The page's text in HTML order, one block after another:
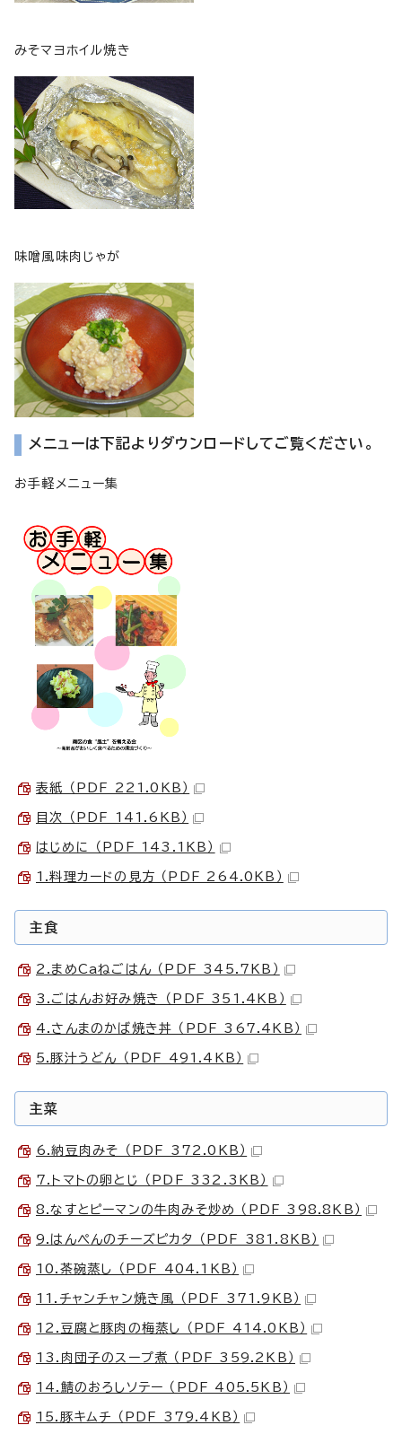
みそマヨホイル焼き
味噌風味肉じゃが
メニューは下記よりダウンロードしてご覧ください。
お手軽メニュー集
表紙 （PDF 221.0KB）
目次 （PDF 141.6KB）
はじめに （PDF 143.1KB）
1.料理カードの見方 （PDF 264.0KB）
主食
2.まめCaねごはん （PDF 345.7KB）
3.ごはんお好み焼き （PDF 351.4KB）
4.さんまのかば焼き丼 （PDF 367.4KB）
5.豚汁うどん （PDF 491.4KB）
主菜
6.納豆肉みそ （PDF 372.0KB）
7.トマトの卵とじ （PDF 332.3KB）
8.なすとピーマンの牛肉みそ炒め （PDF 398.8KB）
9.はんぺんのチーズピカタ （PDF 381.8KB）
10.茶碗蒸し （PDF 404.1KB）
11.チャンチャン焼き風 （PDF 371.9KB）
12.豆腐と豚肉の梅蒸し （PDF 414.0KB）
13.肉団子のスープ煮 （PDF 359.2KB）
14.鯖のおろしソテー （PDF 405.5KB）
15.豚キムチ （PDF 379.4KB）